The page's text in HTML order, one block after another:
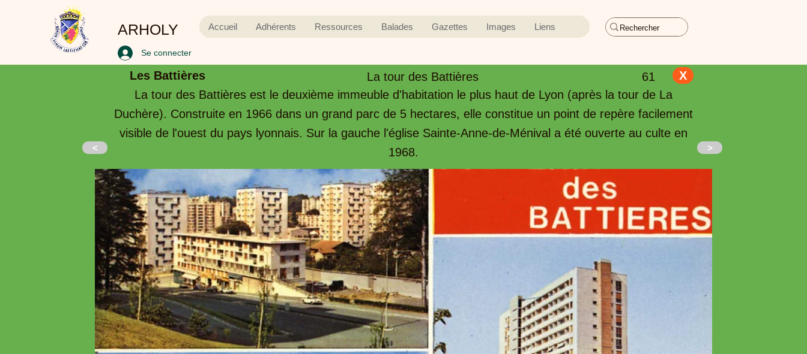
ARHOLY Accueil Adhérents Ressources Balades Gazettes Images Liens
Se connecter
<
61
La tour des Battières
X
La tour des Battières est le deuxième immeuble d'habitation le plus haut de Lyon (après la tour de La
Duchère). Construite en 1966 dans un grand parc de 5 hectares, elle constitue un point de repère facilement
visible de l'ouest du pays lyonnais. Sur la gauche l'église Sainte-Anne-de-Ménival a été ouverte au culte en
1968.
Les Battières
>